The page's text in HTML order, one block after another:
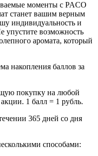
моменты с PACO
станет вашим верным
индивидуальность и
упустите возможность
аромата, который
накопления баллов за
покупку на любой
1 балл = 1 рубль.
365 дней со дня
способами: